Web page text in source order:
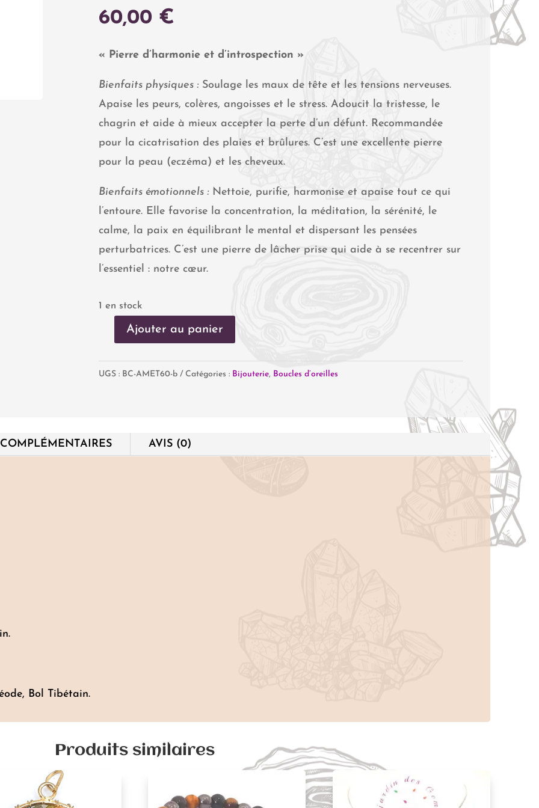
60,00 €
« Pierre d’harmonie et d’introspection »
Bienfaits physiques : Soulage les maux de tête et les tensions nerveuses.
Apaise les peurs, colères, angoisses et le stress. Adoucit la tristesse, le
chagrin et aide à mieux accepter la perte d’un défunt. Recommandée
pour la cicatrisation des plaies et brûlures. C’est une excellente pierre
pour la peau (eczéma) et les cheveux.
Bienfaits émotionnels : Nettoie, purifie, harmonise et apaise tout ce qui
l’entoure. Elle favorise la concentration, la méditation, la sérénité, le
calme, la paix en équilibrant le mental et dispersant les pensées
perturbatrices. C’est une pierre de lâcher prise qui aide à se recentrer sur
l’essentiel : notre cœur.
1 en stock
quantité
Clous
Améthyste
Ajouter au panier
UGS : BC-AMET60-b Catégories : Bijouterie, Boucles d’oreilles
AVIS (0)
Bol Tibétain.
Produits similaires